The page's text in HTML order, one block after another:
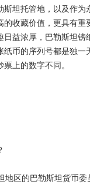
斯坦托管地，以及作为
的收藏价值，更具有重
日益浓厚，巴勒斯坦镑
币的序列号都是独一
上的数字不同。
地区的巴勒斯坦货币委